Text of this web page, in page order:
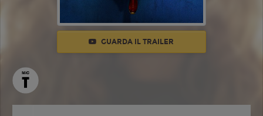
GUARDA IL TRAILER